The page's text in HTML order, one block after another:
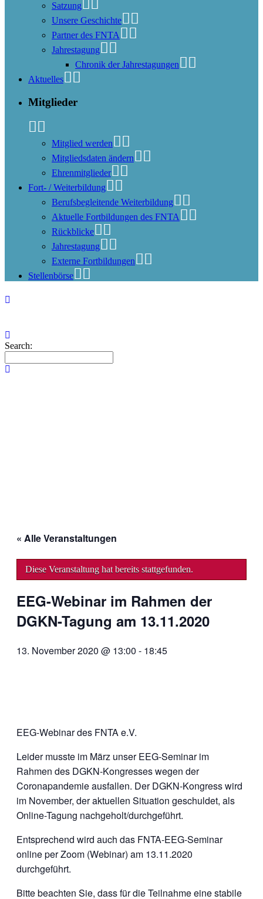
Satzung
Unsere Geschichte
Partner des FNTA
Jahrestagung
Chronik der Jahrestagungen
Aktuelles
Mitglieder
Mitglied werden
Mitgliedsdaten ändern
Ehrenmitglieder
Fort- / Weiterbildung
Berufsbegleitende Weiterbildung
Aktuelle Fortbildungen des FNTA
Rückblicke
Jahrestagung
Externe Fortbildungen
Stellenbörse
Search:
« Alle Veranstaltungen
Diese Veranstaltung hat bereits stattgefunden.
EEG-Webinar im Rahmen der
DGKN-Tagung am 13.11.2020
13. November 2020 @ 13:00 - 18:45
EEG-Webinar des FNTA e.V.
Leider musste im März unser EEG-Seminar im
Rahmen des DGKN-Kongresses wegen der
Coronapandemie ausfallen. Der DGKN-Kongress wird
im November, der aktuellen Situation geschuldet, als
Online-Tagung nachgeholt/durchgeführt.
Entsprechend wird auch das FNTA-EEG-Seminar
online per Zoom (Webinar) am 13.11.2020
durchgeführt.
Bitte beachten Sie, dass für die Teilnahme eine stabile